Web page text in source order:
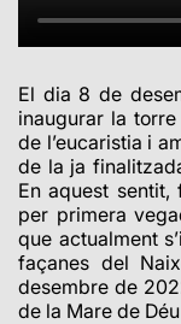
El dia 8 de
inaugurar la
de l’eucaristia i
de la ja
En aquest
per primera
que actualment
façanes del
desembre de
de la Mare de